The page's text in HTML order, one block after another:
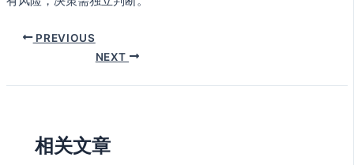
PREVIOUS
NEXT
相关文章